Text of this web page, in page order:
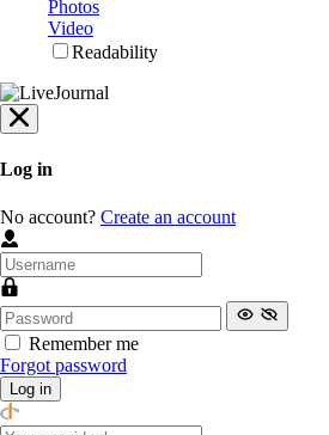
Photos
Video
Readability
Log in
No account? Create an account
Remember me
Forgot password
Log in